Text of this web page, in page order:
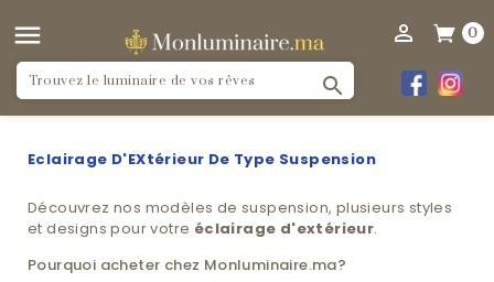
 0


Eclairage D'EXtérieur De Type Suspension
Découvrez nos modèles de suspension, plusieurs styles
et designs pour votre éclairage d'extérieur.
Pourquoi acheter chez Monluminaire.ma?